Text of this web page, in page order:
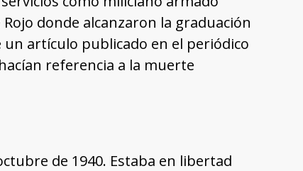
donde alcanzaron la graduación
artículo publicado en el periódico
referencia a la muerte
de 1940. Estaba en libertad